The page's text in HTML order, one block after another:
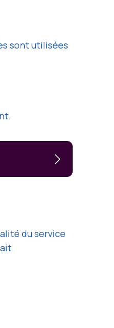
sont utilisées
du service